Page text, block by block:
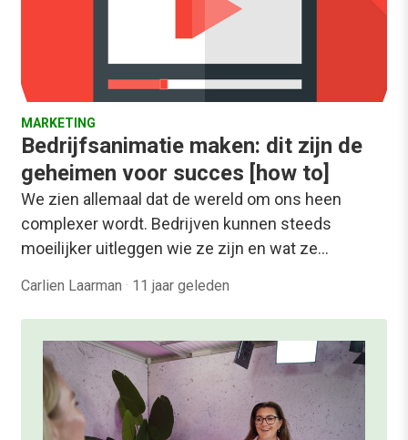
MARKETING
Bedrijfsanimatie maken: dit zijn de
geheimen voor succes [how to]
We zien allemaal dat de wereld om ons heen
complexer wordt. Bedrijven kunnen steeds
moeilijker uitleggen wie ze zijn en wat ze…
Carlien Laarman · 11 jaar geleden